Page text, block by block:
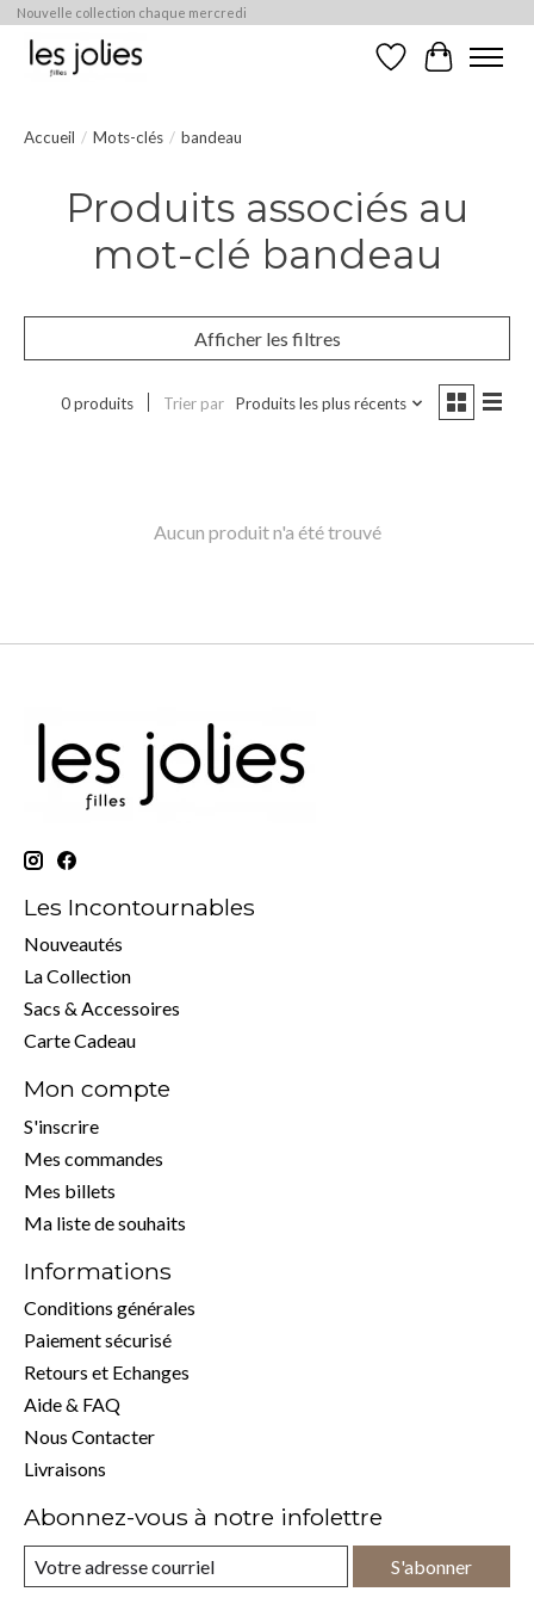
Nouvelle collection chaque mercredi
Liste de souhaits
Panier
Accueil / Mots-clés / bandeau
Produits associés au
mot-clé bandeau
Afficher les filtres
0 produits Trier par Produits les plus récents
Aucun produit n'a été trouvé
Les Incontournables
Nouveautés
La Collection
Sacs & Accessoires
Carte Cadeau
Mon compte
S'inscrire
Mes commandes
Mes billets
Ma liste de souhaits
Informations
Conditions générales
Paiement sécurisé
Retours et Echanges
Aide & FAQ
Nous Contacter
Livraisons
Abonnez-vous à notre infolettre
S'abonner